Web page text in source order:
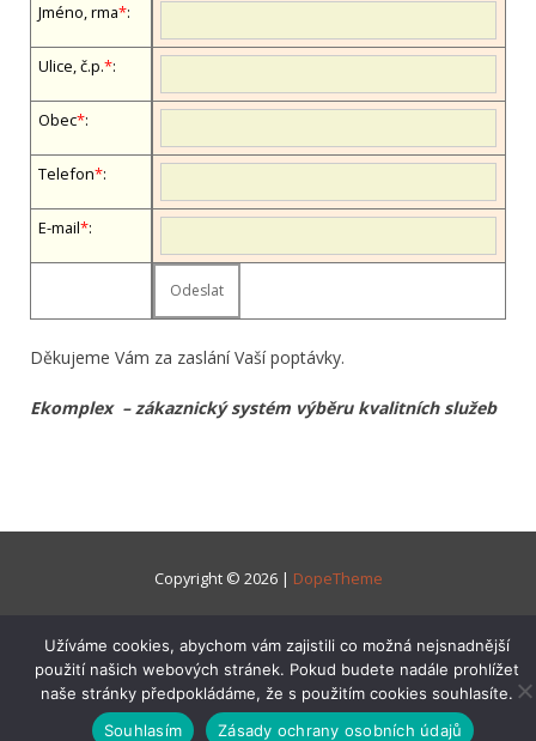
Jméno, firma*:
Ulice, č.p.*:
Obec*:
Telefon*:
E-mail*:
Děkujeme Vám za zaslání Vaší poptávky.
Ekomplex – zákaznický systém výběru kvalitních služeb
Copyright © 2026 | DopeTheme
Užíváme cookies, abychom vám zajistili co možná nejsnadnější
použití našich webových stránek. Pokud budete nadále prohlížet
naše stránky předpokládáme, že s použitím cookies souhlasíte.
Souhlasím
Zásady ochrany osobních údajů